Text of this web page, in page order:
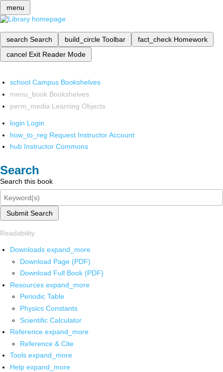
menu
search Search build_circle Toolbar fact_check Homework
cancel Exit Reader Mode
school Campus Bookshelves
menu_book Bookshelves
perm_media Learning Objects
login Login
how_to_reg Request Instructor Account
hub Instructor Commons
Search
Search this book
Submit Search
Readability
Downloads expand_more
Download Page (PDF)
Download Full Book (PDF)
Resources expand_more
Periodic Table
Physics Constants
Scientific Calculator
Reference expand_more
Reference & Cite
Tools expand_more
Help expand_more